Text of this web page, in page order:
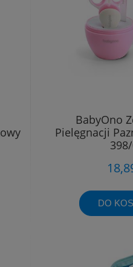
BabyOno
Pielęgnacji
DO